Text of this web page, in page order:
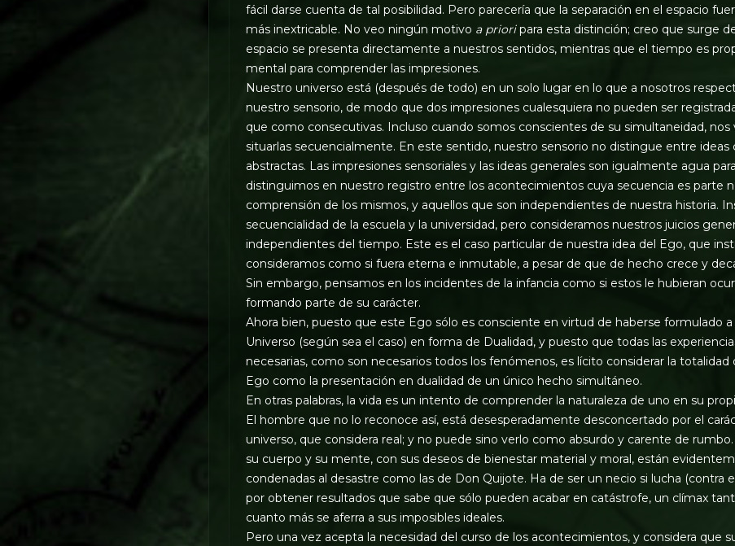
fácil darse cuenta de tal posibilidad. Pero parecería que la separación en el espacio
más inextricable. No veo ningún motivo a prioripara esta distinción; creo que surge
espacio se presenta directamente a nuestros sentidos, mientras que el tiempo es
mental para comprender las impresiones.
Nuestro universo está (después de todo) en un solo lugar en lo que a nosotros
nuestro sensorio, de modo que dos impresiones cualesquiera no pueden ser
que como consecutivas. Incluso cuando somos conscientes de su simultaneidad, nos
situarlas secuencialmente. En este sentido, nuestro sensorio no distingue entre ideas
abstractas. Las impresiones sensoriales y las ideas generales son igualmente agua
distinguimos en nuestro registro entre los acontecimientos cuya secuencia es parte
comprensión de los mismos, y aquellos que son independientes de nuestra historia.
secuencialidad de la escuela y la universidad, pero consideramos nuestros juicios
independientes del tiempo. Este es el caso particular de nuestra idea del Ego, que
consideramos como si fuera eterna e inmutable, a pesar de que de hecho crece y
Sin embargo, pensamos en los incidentes de la infancia como si estos le hubieran
formando parte de su carácter.
Ahora bien, puesto que este Ego sólo es consciente en virtud de haberse formulado
Universo (según sea el caso) en forma de Dualidad, y puesto que todas las
necesarias, como son necesarios todos los fenómenos, es lícito considerar la totalidad
Ego como la presentación en dualidad de un único hecho simultáneo.
En otras palabras, la vida es un intento de comprender la naturaleza de uno en su
El hombre que no lo reconoce así, está desesperadamente desconcertado por el
universo, que considera real; y no puede sino verlo como absurdo y carente de
su cuerpo y su mente, con sus deseos de bienestar material y moral, están
condenadas al desastre como las de Don Quijote. Ha de ser un necio si lucha (contra
por obtener resultados que sabe que sólo pueden acabar en catástrofe, un clímax
cuanto más se aferra a sus imposibles ideales.
Pero una vez acepta la necesidad del curso de los acontecimientos, y considera que